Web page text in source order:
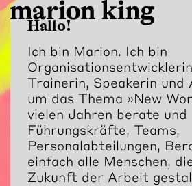
Hallo!
Ich bin Marion. Ich bin
Trainerin, Speakerin und
um das Thema »New
vielen Jahren berate und
Führungskräfte, Teams,
Personalabteilungen,
einfach alle Menschen,
Zukunft der Arbeit